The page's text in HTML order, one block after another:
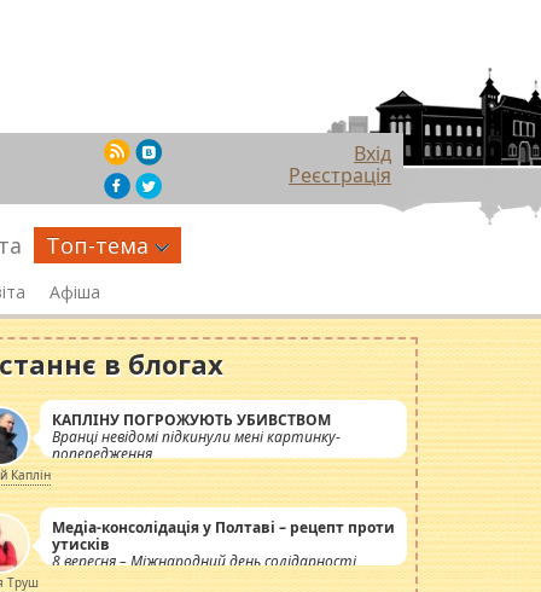
Вхід
Реєстрація
Топ-тема
Афіша
в блогах
КАПЛІНУ ПОГРОЖУЮТЬ УБИВСТВОМ
Вранці невідомі підкинули мені картинку-
попередження
Каплін
Медіа-консолідація у Полтаві – рецепт проти
утисків
8 вересня – Міжнародний день солідарності
журналістів.
Труш